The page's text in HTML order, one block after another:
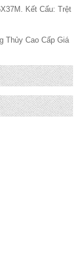
Kết Cấu: Trệt